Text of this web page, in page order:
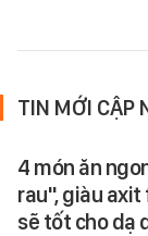
TIN MỚI CẬP
4 món ăn
rau", giàu axit
sẽ tốt cho dạ